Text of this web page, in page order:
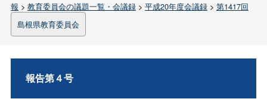
報 > 教育委員会の議題一覧・会議録> 平成20年度会議録> 第1417回
島根県教育委員会
報告第４号